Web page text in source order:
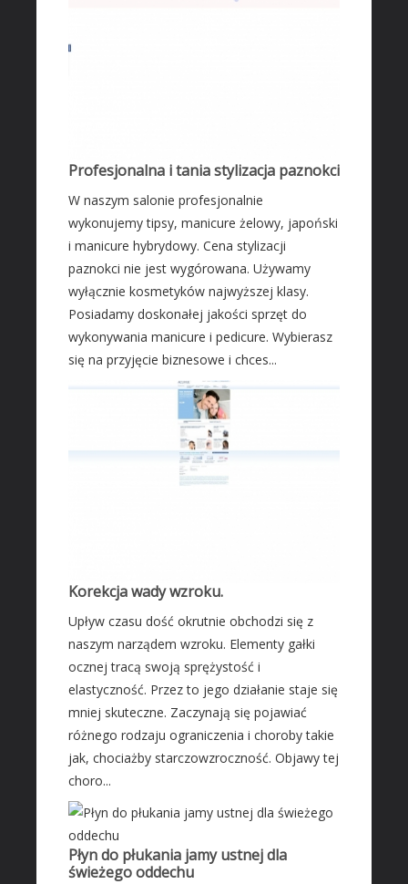
Adwokaci, Porady Prawne
Inne Usługi
HOTELE
Hotele i Noclegi
Podróże
Wypoczynek
ZABIEGI
Dietetyka, Odchudzanie
KONTAKT
Profesjonalna i tania stylizacja paznokci
W naszym salonie profesjonalnie
wykonujemy tipsy, manicure żelowy, japoński
i manicure hybrydowy. Cena stylizacji
paznokci nie jest wygórowana. Używamy
wyłącznie kosmetyków najwyższej klasy.
Posiadamy doskonałej jakości sprzęt do
wykonywania manicure i pedicure. Wybierasz
się na przyjęcie biznesowe i chces...
Korekcja wady wzroku.
Upływ czasu dość okrutnie obchodzi się z
naszym narządem wzroku. Elementy gałki
ocznej tracą swoją sprężystość i
elastyczność. Przez to jego działanie staje się
mniej skuteczne. Zaczynają się pojawiać
różnego rodzaju ograniczenia i choroby takie
jak, chociażby starczowzroczność. Objawy tej
choro...
Płyn do płukania jamy ustnej dla
świeżego oddechu